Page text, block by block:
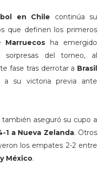
en Chile continúa su
que definen los primeros
Marruecos ha emergido
del torneo, al
fase tras derrotar a Brasil
a su victoria previa ante
también aseguró su cupo a
1 a Nueva Zelanda. Otros
los empates 2-2 entre
México.